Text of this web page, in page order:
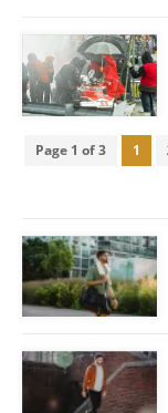
Page 1 of 3 1